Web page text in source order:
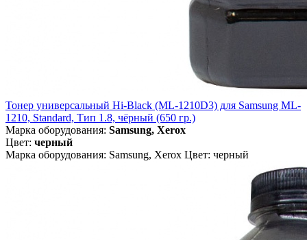
Тонер универсальный Hi-Black (ML-1210D3) для Samsung ML-
1210, Standard, Тип 1.8, чёрный (650 гр.)
Марка оборудования: Samsung, Xerox
Цвет: черный
Марка оборудования: Samsung, Xerox Цвет: черный